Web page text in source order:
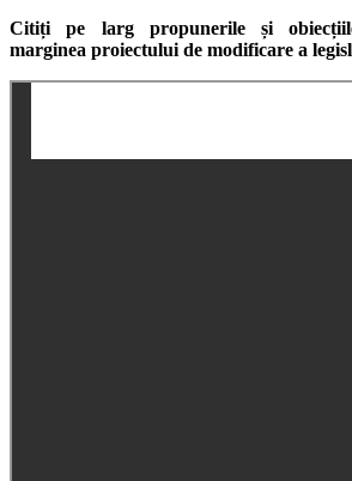
Citiți pe larg propunerile și
marginea proiectului de modificare a